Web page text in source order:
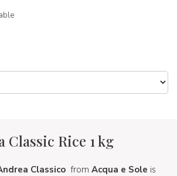
Classic Rice 1 kg
Classico from Acqua e Sole is